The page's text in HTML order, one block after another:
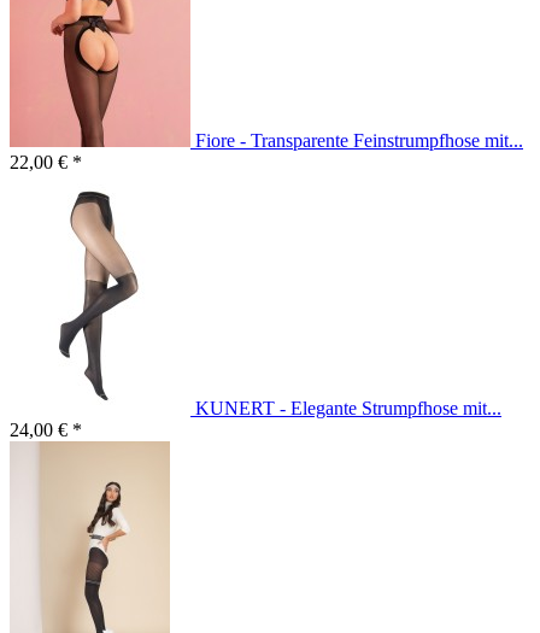
Fiore - Transparente Feinstrumpfhose mit...
22,00 € *
KUNERT - Elegante Strumpfhose mit...
24,00 € *